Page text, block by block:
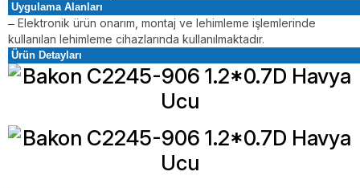
Uygulama Alanları
– Elektronik ürün onarım, montaj ve lehimleme işlemlerinde
kullanılan lehimleme cihazlarında kullanılmaktadır.
Ürün Detayları